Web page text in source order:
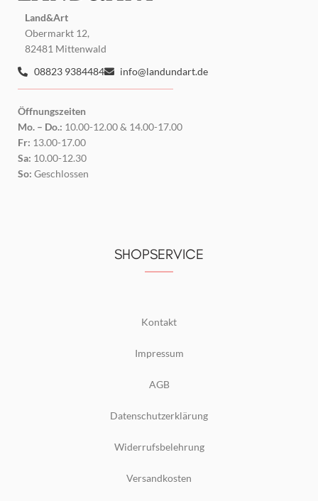
Land&Art
Obermarkt 12,
82481 Mittenwald
08823 9384484
info@landundart.de
Öffnungszeiten
Mo. – Do.: 10.00-12.00 & 14.00-17.00
Fr: 13.00-17.00
Sa: 10.00-12.30
So: Geschlossen
SHOPSERVICE
Kontakt
Impressum
AGB
Datenschutzerklärung
Widerrufsbelehrung
Versandkosten